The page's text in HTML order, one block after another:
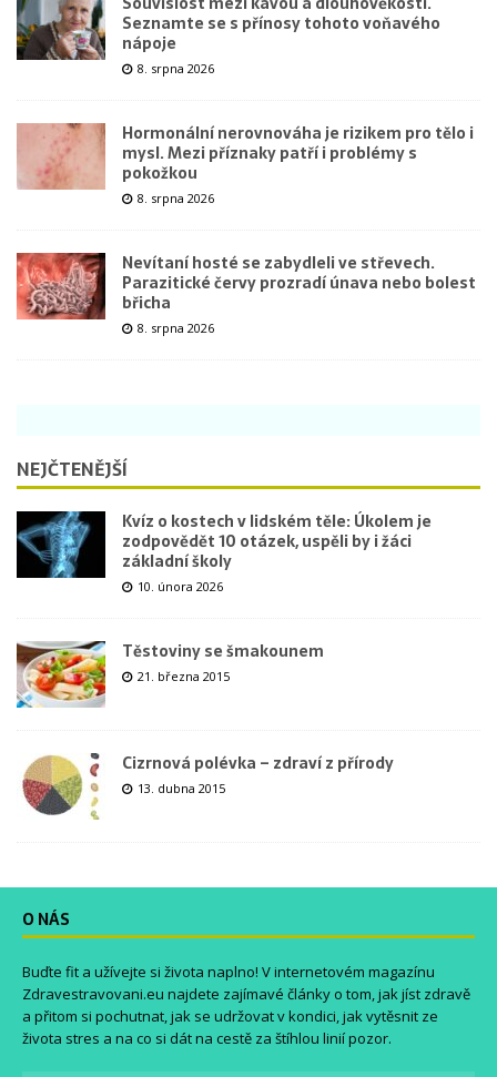
Seznamte se s přínosy tohoto voňavého
nápoje
8. srpna 2026
Hormonální nerovnováha je rizikem pro tělo i
mysl. Mezi příznaky patří i problémy s
pokožkou
8. srpna 2026
Nevítaní hosté se zabydleli ve střevech.
Parazitické červy prozradí únava nebo bolest
břicha
8. srpna 2026
NEJČTENĚJŠÍ
Kvíz o kostech v lidském těle: Úkolem je
zodpovědět 10 otázek, uspěli by i žáci
základní školy
10. února 2026
Těstoviny se šmakounem
21. března 2015
Cizrnová polévka – zdraví z přírody
13. dubna 2015
O NÁS
Buďte fit a užívejte si života naplno! V internetovém magazínu
Zdravestravovani.eu najdete zajímavé články o tom, jak jíst zdravě
a přitom si pochutnat, jak se udržovat v kondici, jak vytěsnit ze
života stres a na co si dát na cestě za štíhlou linií pozor.